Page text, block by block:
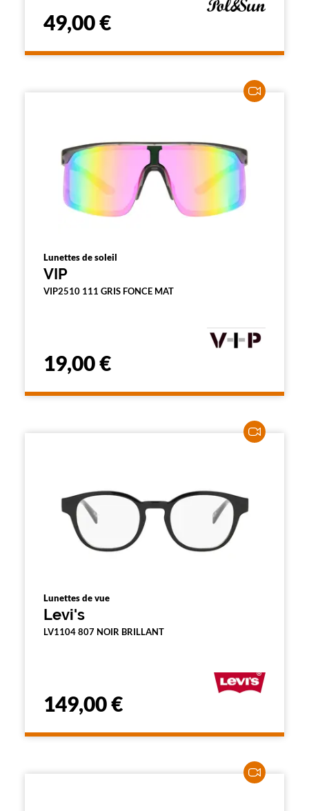
49,00 €
Lunettes de soleil
VIP
VIP2510 111 GRIS FONCE MAT
19,00 €
Lunettes de vue
Levi's
LV1104 807 NOIR BRILLANT
149,00 €